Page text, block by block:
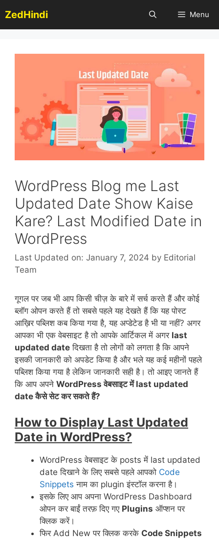
to
content
ZedHindi Menu
WordPress Blog me Last
Updated Date Show Kaise
Kare? Last Modified Date in
WordPress
Last Updated on: January 7, 2024 by Editorial
Team
गूगल पर जब भी आप किसी चीज़ के बारे में सर्च करते हैं और कोई
ब्लॉग ओपन करते हैं तो सबसे पहले यह देखते हैं कि यह पोस्ट
आख़िर पब्लिश कब किया गया है, यह अप्डेटेड है भी या नहीं? अगर
आपका भी एक वेबसाइट है तो आपके आर्टिकल में अगर last
updated date दिखता है तो लोगों को लगता है कि आपने
इसकी जानकारी को अपडेट किया है और भले यह कई महीनों पहले
पब्लिश किया गया है लेकिन जानकारी सही है। तो आइए जानते हैं
कि आप अपने WordPress वेबसाइट में last updated
date कैसे सेट कर सकते हैं?
How to Display Last Updated
Date in WordPress?
WordPress वेबसाइट के posts में last updated
date दिखाने के लिए सबसे पहले आपको Code
Snippets नाम का plugin इंस्टॉल करना है।
इसके लिए आप अपना WordPress Dashboard
ओपन कर बाईं तरफ़ दिए गए Plugins ऑप्शन पर
क्लिक करें।
फिर Add New पर क्लिक करके Code Snippets